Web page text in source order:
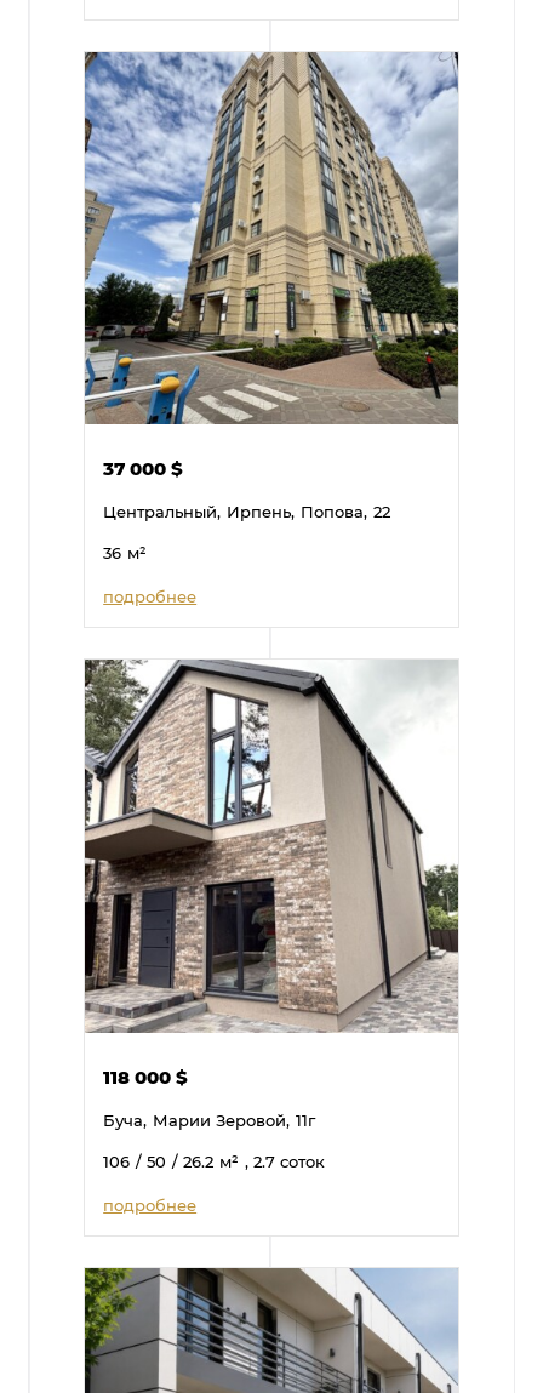
37 000$
Центральный, Ирпень, Попова, 22
36 м²
подробнее
118 000$
Буча, Марии Зеровой, 11г
106 / 50 / 26.2 м² , 2.7 соток
подробнее